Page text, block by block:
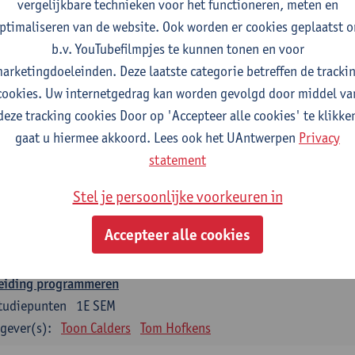
opleidingsonderdelen
en -architectuur
1E SEM
Hans Vangheluwe Tim Apers Sam Pieters
wiskunde
1E SEM
studiepunten
en -structuren
1E/2E SEM
Els Laenens Tom Hofkens
programmeren
1E SEM
Toon Calders Tom Hofkens
vergelijkbare technieken voor het functioneren, meten en
van de website. Ook worden er cookies geplaatst
b.v. YouTubefilmpjes te kunnen tonen en voor
Deze laatste categorie betreffen de
Uw internetgedrag kan worden gevolgd door middel
tracking cookies Door op 'Accepteer alle cookies' te
gaat u hiermee akkoord. Lees ook het UAntwerpen Privacy
statement
Stel je persoonlijke voorkeuren in
Accepteer alle cookies